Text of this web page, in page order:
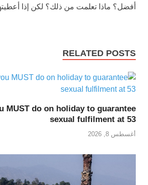
أفضل؟ ماذا تعلمت من ذلك؟ لكن إذا
RELATED POSTS
MUST do on holiday to guarantee
sexual fulfilment at 53
أغسطس 8, 2026